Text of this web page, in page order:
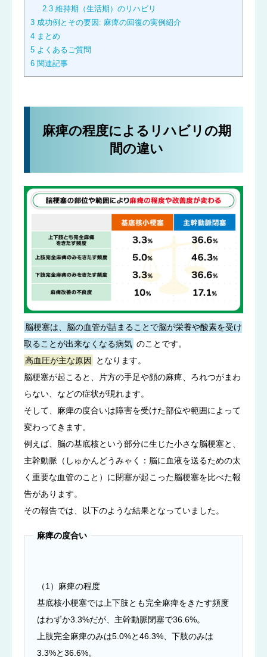
2.3維持期（生活期）のリハビリ
3 成功例とその要因: 麻痺の回復の実例紹介
4 まとめ
5 よくあるご質問
6 関連記事
麻痺の程度によるリハビリの期
間の違い
脳梗塞は、脳の血管が詰まることで脳が栄養や酸素を受け
取ることが出来なくなる病気 のことです。
高血圧が主な原因
となります。
脳梗塞が起こると、片方の手足や顔の麻痺、ろれつがまわ
らない、などの症状が現れます。
そして、麻痺の度合いは障害を受けた部位や範囲によって
変わってきます。
例えば、脳の基底核という部分に生じた小さな脳梗塞と、
主幹動脈（しゅかんどうみゃく：脳に血液を送るための太
く重要な血管のこと）に閉塞が起こった脳梗塞を比べた報
告があります。
その報告では、以下のような結果となっていました。
麻痺の度合い
（1）麻痺の程度
基底核小梗塞では上下肢とも完全麻痺をきたす頻度
はわずか3.3%だが、主幹動脈閉塞で36.6%。
上肢完全麻痺のみは5.0%と46.3%、下肢のみは
3.3%と36.6%。